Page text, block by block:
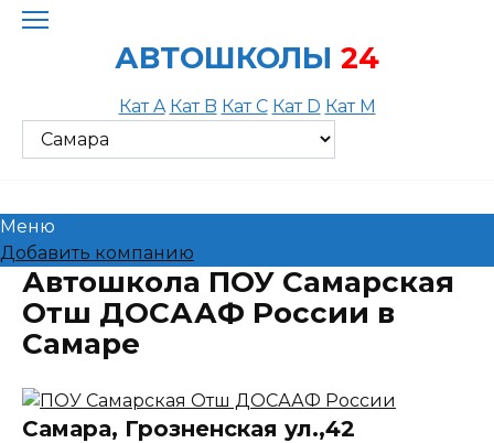
Skip
АВТОШКОЛЫ 24
Кат A Кат B Кат C Кат D Кат M
Меню
Добавить компанию
Автошкола ПОУ Самарская
Отш ДОСААФ России в
Самаре
Самара, Грозненская ул.,42